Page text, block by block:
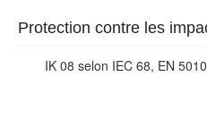
Protection contre les
IK 08 selon IEC 68, EN